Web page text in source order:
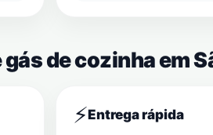
de cozinha em
⚡Entrega rápida